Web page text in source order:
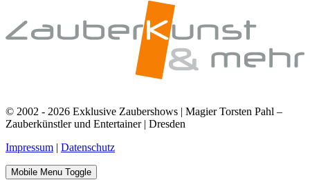
© 2002 - 2026 Exklusive Zaubershows | Magier Torsten Pahl –
Zauberkünstler und Entertainer | Dresden
Impressum | Datenschutz
Mobile Menu Toggle